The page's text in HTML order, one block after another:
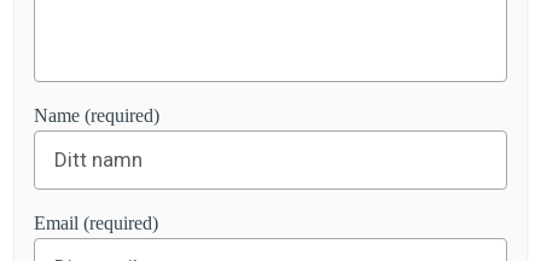
Name (required)
Email (required)